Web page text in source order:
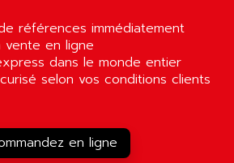
références immédiatement
vente en ligne
dans le monde entier
selon vos conditions clients
en ligne